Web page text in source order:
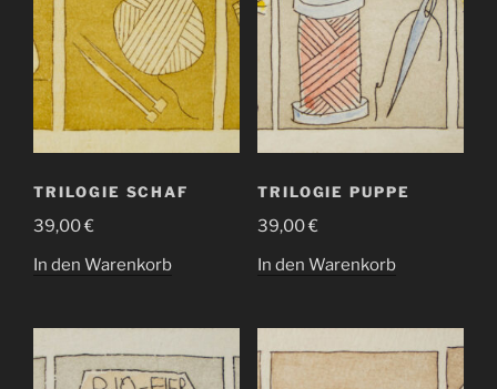
TRILOGIE SCHAF
39,00€
In den Warenkorb
TRILOGIE PUPPE
39,00€
In den Warenkorb